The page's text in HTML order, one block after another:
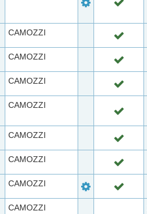
CAMOZZI
CAMOZZI
CAMOZZI
CAMOZZI
CAMOZZI
CAMOZZI
CAMOZZI
CAMOZZI